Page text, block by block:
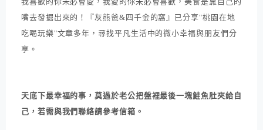
嘴去發掘出來的！『灰熊爸&四千金的窩』已分享"桃園在地
吃喝玩樂"文章多年，尋找平凡生活中的微小幸福與朋友們分
享。
天底下最幸福的事，莫過於老公把盤裡最後一塊鮭魚肚夾給自
己，若需與我們聯絡請參考信箱。